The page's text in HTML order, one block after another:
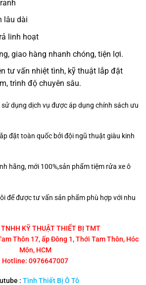
lâu dài
linh hoạt
giao hàng nhanh chóng, tiện lợi.
tư vấn nhiệt tình, kỹ thuật lắp đặt
trình độ chuyên sâu.
dụng dịch vụ được áp dụng chính sách ưu
đặt toàn quốc bởi đội ngũ thuật giàu kinh
hãng, mới 100%,sản phẩm tiệm rửa xe ô
để được tư vấn sản phẩm phù hợp với nhu
TNHH KỸ THUẬT THIẾT BỊ TMT
Thôn 17, ấp Đông 1, Thới Tam Thôn, Hóc
Môn, HCM
Hotline: 0976647007
: Tình Thiết Bị Ô Tô